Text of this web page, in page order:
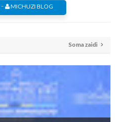
- MICHUZI BLOG
Soma zaidi